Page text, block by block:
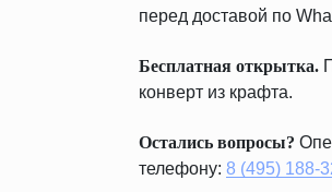
перед доставой по
Бесплатная открытка.
конверт из крафта.
Остались вопросы?
телефону: 8 (495) 188-